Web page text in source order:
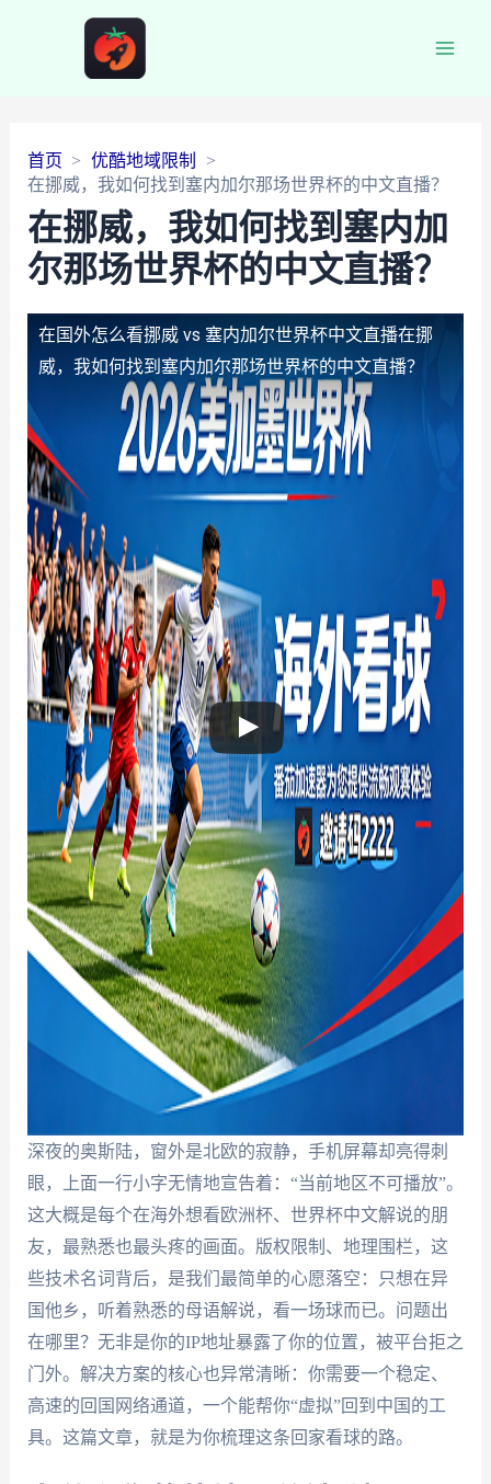
首页
优酷地域限制
在挪威，我如何找到塞内加尔那场世界杯的中文直播？
在挪威，我如何找到塞内加
尔那场世界杯的中文直播？
在国外怎么看挪威 vs 塞内加尔世界杯中文直播在挪
威，我如何找到塞内加尔那场世界杯的中文直播？
深夜的奥斯陆，窗外是北欧的寂静，手机屏幕却亮得刺
眼，上面一行小字无情地宣告着：“当前地区不可播放”。
这大概是每个在海外想看欧洲杯、世界杯中文解说的朋
友，最熟悉也最头疼的画面。版权限制、地理围栏，这
些技术名词背后，是我们最简单的心愿落空：只想在异
国他乡，听着熟悉的母语解说，看一场球而已。问题出
在哪里？无非是你的IP地址暴露了你的位置，被平台拒之
门外。解决方案的核心也异常清晰：你需要一个稳定、
高速的回国网络通道，一个能帮你“虚拟”回到中国的工
具。这篇文章，就是为你梳理这条回家看球的路。